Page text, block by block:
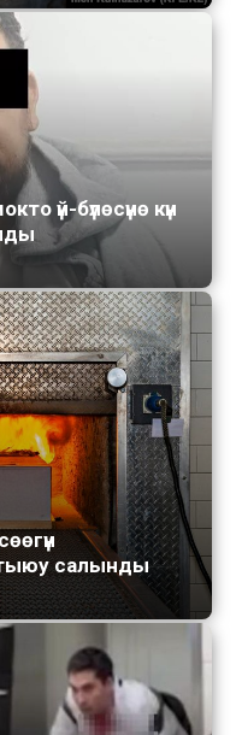
үй-бүлөсүнө күн
салынды